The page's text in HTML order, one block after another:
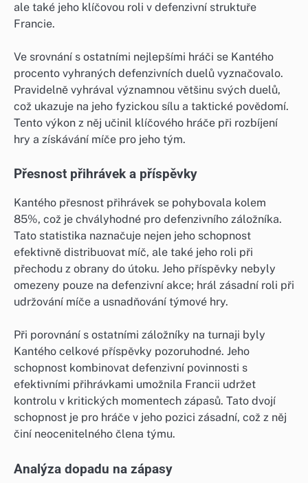
ale také jeho klíčovou roli v defenzivní struktuře
Francie.
Ve srovnání s ostatními nejlepšími hráči se Kantého
procento vyhraných defenzivních duelů vyznačovalo.
Pravidelně vyhrával významnou většinu svých duelů,
což ukazuje na jeho fyzickou sílu a taktické povědomí.
Tento výkon z něj učinil klíčového hráče při rozbíjení
hry a získávání míče pro jeho tým.
Přesnost přihrávek a příspěvky
Kantého přesnost přihrávek se pohybovala kolem
85%, což je chvályhodné pro defenzivního záložníka.
Tato statistika naznačuje nejen jeho schopnost
efektivně distribuovat míč, ale také jeho roli při
přechodu z obrany do útoku. Jeho příspěvky nebyly
omezeny pouze na defenzivní akce; hrál zásadní roli při
udržování míče a usnadňování týmové hry.
Při porovnání s ostatními záložníky na turnaji byly
Kantého celkové příspěvky pozoruhodné. Jeho
schopnost kombinovat defenzivní povinnosti s
efektivními přihrávkami umožnila Francii udržet
kontrolu v kritických momentech zápasů. Tato dvojí
schopnost je pro hráče v jeho pozici zásadní, což z něj
činí neocenitelného člena týmu.
Analýza dopadu na zápasy